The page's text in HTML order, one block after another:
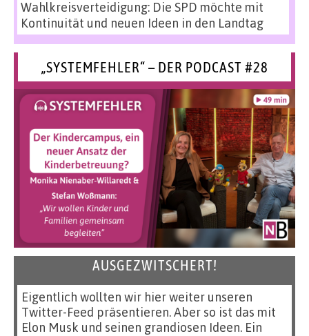
Wahlkreisverteidigung: Die SPD möchte mit
Kontinuität und neuen Ideen in den Landtag
„SYSTEMFEHLER“ – DER PODCAST #28
AUSGEZWITSCHERT!
Eigentlich wollten wir hier weiter unseren
Twitter-Feed präsentieren. Aber so ist das mit
Elon Musk und seinen grandiosen Ideen. Ein